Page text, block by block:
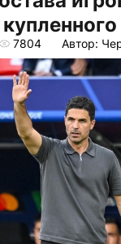
7804 Автор: